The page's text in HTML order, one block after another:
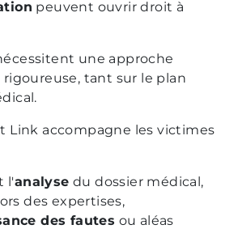
peuvent ouvrir droit à
une approche
tant sur le plan
Link accompagne les victimes
l'analyse du dossier médical,
des expertises,
des fautes ou aléas